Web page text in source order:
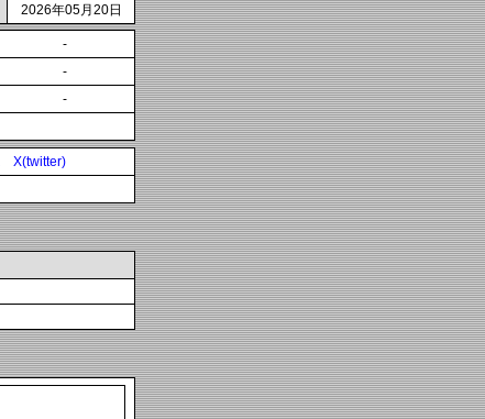
2026年05月20日
-
-
-
X(twitter)